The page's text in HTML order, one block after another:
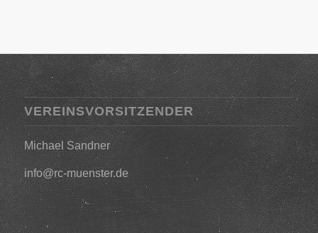
VEREINSVORSITZENDER
Michael Sandner
info@rc-muenster.de